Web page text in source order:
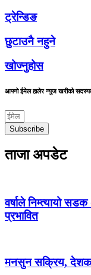
ट्रेन्डिङ
छुटाउनै नहुने
खोज्नुहोस
आफ्नो ईमेल हालेर न्युज खरीको
Subscribe
ताजा अपडेट
वर्षाले निम्त्यायो सडक
प्रभावित
मनसुन सक्रिय, देशका